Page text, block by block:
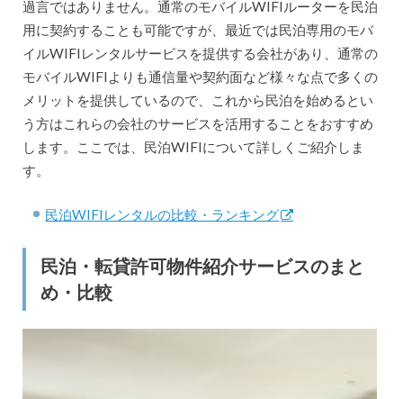
過言ではありません。通常のモバイルWIFIルーターを民泊
用に契約することも可能ですが、最近では民泊専用のモバ
イルWIFIレンタルサービスを提供する会社があり、通常の
モバイルWIFIよりも通信量や契約面など様々な点で多くの
メリットを提供しているので、これから民泊を始めるとい
う方はこれらの会社のサービスを活用することをおすすめ
します。ここでは、民泊WIFIについて詳しくご紹介しま
す。
民泊WIFIレンタルの比較・ランキング
民泊・転貸許可物件紹介サービスのまと
め・比較